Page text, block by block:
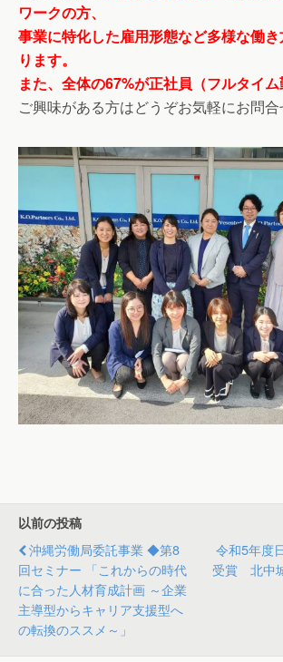
ワークの方、
事業に特化した雇用形態など多様な働
ります。
また、全体の67%が正社員（フルタイム
ご興味がある方はどうぞお気軽にお問合
以前の投稿
沖縄労働局委託事業 ◆第8
回セミナー 「これからの時代
に合った人材育成計画 ～企業
主導型からキャリア支援型へ
の転換のススメ～」
令和5年度
受賞 北中